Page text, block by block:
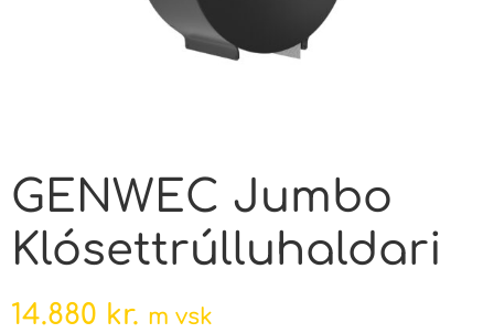
GENWEC Jumbo
Klósettrúlluhaldari
14.880 kr. m vsk